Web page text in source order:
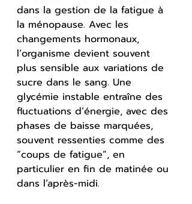
dans la gestion de la fatigue à
la ménopause. Avec les
changements hormonaux,
l’organisme devient souvent
plus sensible aux variations de
sucre dans le sang. Une
glycémie instable entraîne des
fluctuations d’énergie, avec des
phases de baisse marquées,
souvent ressenties comme des
“coups de fatigue”, en
particulier en fin de matinée ou
dans l’après-midi.